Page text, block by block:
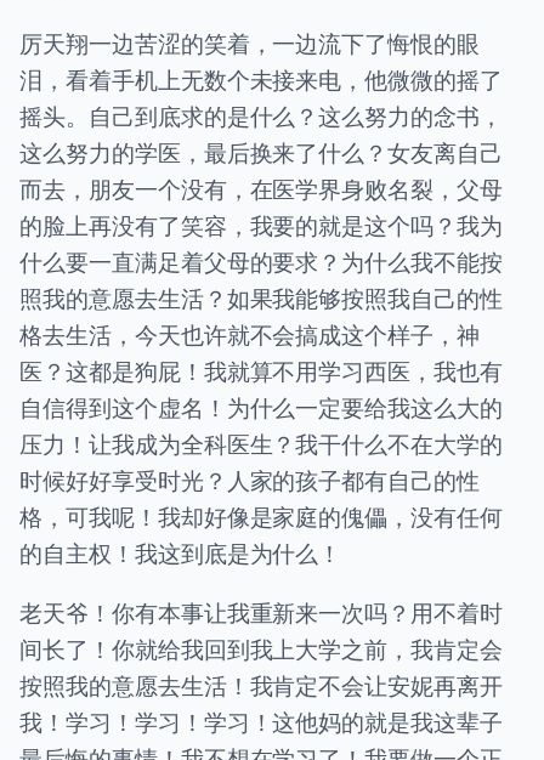
厉天翔一边苦涩的笑着，一边流下了悔恨的眼
泪，看着手机上无数个未接来电，他微微的摇了
摇头。自己到底求的是什么？这么努力的念书，
这么努力的学医，最后换来了什么？女友离自己
而去，朋友一个没有，在医学界身败名裂，父母
的脸上再没有了笑容，我要的就是这个吗？我为
什么要一直满足着父母的要求？为什么我不能按
照我的意愿去生活？如果我能够按照我自己的性
格去生活，今天也许就不会搞成这个样子，神
医？这都是狗屁！我就算不用学习西医，我也有
自信得到这个虚名！为什么一定要给我这么大的
压力！让我成为全科医生？我干什么不在大学的
时候好好享受时光？人家的孩子都有自己的性
格，可我呢！我却好像是家庭的傀儡，没有任何
的自主权！我这到底是为什么！
老天爷！你有本事让我重新来一次吗？用不着时
间长了！你就给我回到我上大学之前，我肯定会
按照我的意愿去生活！我肯定不会让安妮再离开
我！学习！学习！学习！这他妈的就是我这辈子